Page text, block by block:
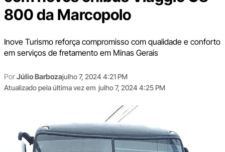
800 da Marcopolo
Inove Turismo reforça compromisso com qualidade e conforto
em serviços de fretamento em Minas Gerais
PorJúlio Barbozajulho 7, 2024 4:21 PM
Atualizado pela última vez em julho 7, 2024 4:25 PM